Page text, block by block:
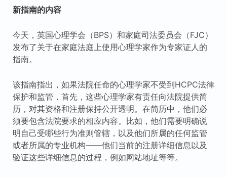
新指南的内容
今天，英国心理学会（BPS）和家庭司法委员会（FJC）
发布了关于在家庭法庭上使用心理学家作为专家证人的
指南。
该指南指出，如果法院任命的心理学家不受到HCPC法律
保护和监管，首先，这些心理学家有责任向法院提供简
历，对其资格和注册保持公开透明。在简历中，他们必
须要包含法院要求的相应内容。比如，他们需要明确说
明自己受哪些行为准则管辖，以及他们所属的任何监管
或者所属的专业机构——他们当前的注册详细信息以及
验证这些详细信息的过程，例如网站地址等等。